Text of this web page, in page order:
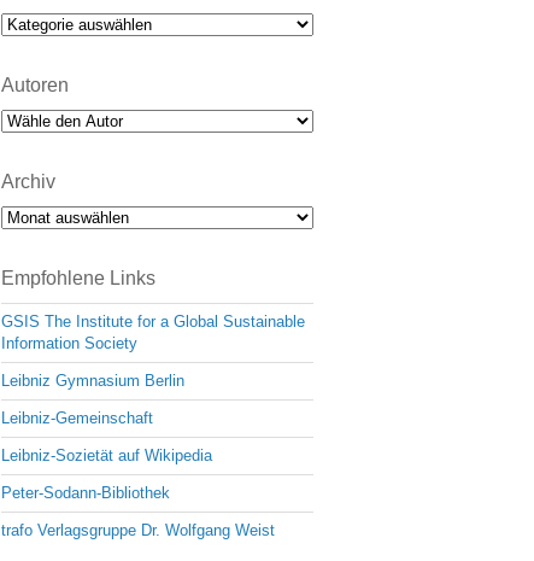
Kategorien
Autoren
Archiv
Archiv
Empfohlene Links
GSIS The Institute for a Global Sustainable
Information Society
Leibniz Gymnasium Berlin
Leibniz-Gemeinschaft
Leibniz-Sozietät auf Wikipedia
Peter-Sodann-Bibliothek
trafo Verlagsgruppe Dr. Wolfgang Weist